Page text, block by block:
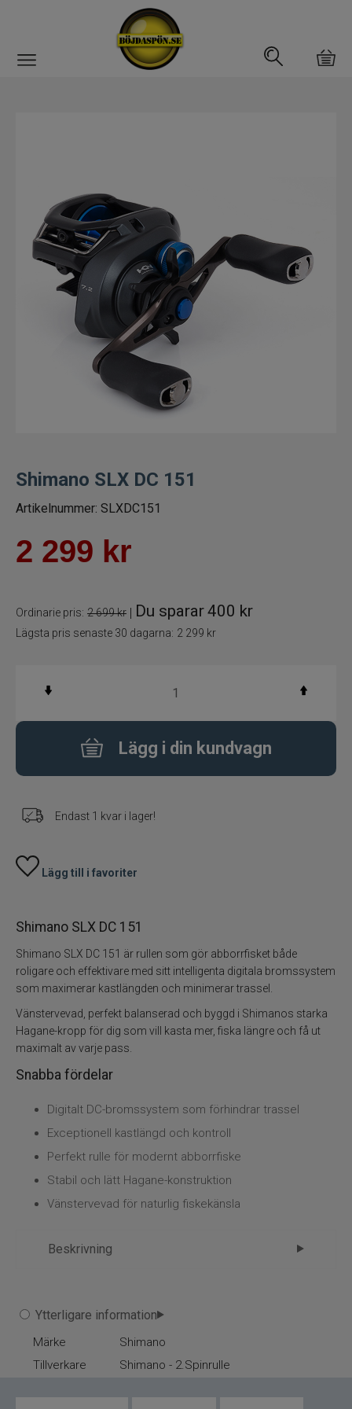
Rullar
Haspelrulle
Multirulle
Havsfiskerullar
Trollingrullar
Fiskeset
Fiskelinor
Tillbehör
Flugbindning
Flugfiske
Vinterfiske
Kläder
Varumärken
Shimano SLX DC 151
Artikelnummer: SLXDC151
2 299 kr
Ordinarie pris: 2 699 kr | Du sparar400 kr
Lägsta pris senaste 30 dagarna: 2 299 kr
Lägg i din kundvagn
Endast 1 kvar i lager!
Lägg till i favoriter
Shimano SLX DC 151
Shimano SLX DC 151 är rullen som gör abborrfisket både
roligare och effektivare med sitt intelligenta digitala bromssystem
som maximerar kastlängden och minimerar trassel.
Vänstervevad, perfekt balanserad och byggd i Shimanos starka
Hagane-kropp för dig som vill kasta mer, fiska längre och få ut
maximalt av varje pass.
Snabba fördelar
Digitalt DC-bromssystem som förhindrar trassel
Exceptionell kastlängd och kontroll
Perfekt rulle för modernt abborrfiske
Stabil och lätt Hagane-konstruktion
Vänstervevad för naturlig fiskekänsla
Beskrivning
som vill ha maximal kontroll och bekymmersfritt
fiske i alla situationer.
Det intelligenta DC-systemet gör upp till 1000
Ytterligare information
Märke
Shimano
Tillverkare
Shimano - 2.Spinrulle